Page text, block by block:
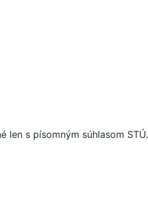
s písomným súhlasom STÚ.